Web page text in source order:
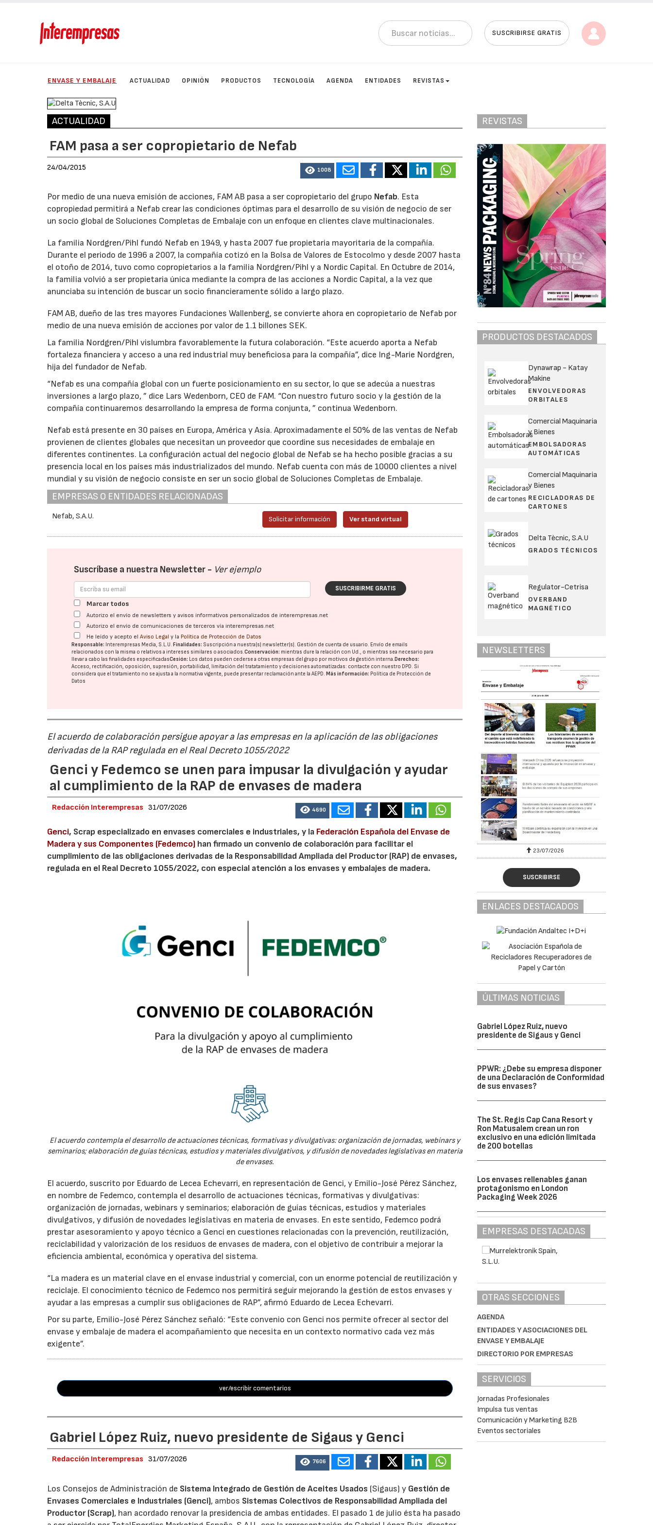
SUSCRIBIRSE GRATIS
ENVASE Y EMBALAJE ACTUALIDAD OPINIÓN PRODUCTOS TECNOLOGÍA AGENDA ENTIDADES REVISTAS
ACTUALIDAD
FAM pasa a ser copropietario de Nefab
24/04/2015 1008
Por medio de una nueva emisión de acciones, FAM AB pasa a ser copropietario del grupo Nefab. Esta
copropiedad permitirá a Nefab crear las condiciones óptimas para el desarrollo de su visión de negocio de ser
un socio global de Soluciones Completas de Embalaje con un enfoque en clientes clave multinacionales.
La familia Nordgren/Pihl fundó Nefab en 1949, y hasta 2007 fue propietaria mayoritaria de la compañía.
Durante el periodo de 1996 a 2007, la compañía cotizó en la Bolsa de Valores de Estocolmo y desde 2007 hasta
el otoño de 2014, tuvo como copropietarios a la familia Nordgren/Pihl y a Nordic Capital. En Octubre de 2014,
la familia volvió a ser propietaria única mediante la compra de las acciones a Nordic Capital, a la vez que
anunciaba su intención de buscar un socio financieramente sólido a largo plazo.
FAM AB, dueño de las tres mayores Fundaciones Wallenberg, se convierte ahora en copropietario de Nefab por
medio de una nueva emisión de acciones por valor de 1.1 billones SEK.
La familia Nordgren/Pihl vislumbra favorablemente la futura colaboración. “Este acuerdo aporta a Nefab
fortaleza financiera y acceso a una red industrial muy beneficiosa para la compañía”, dice Ing-Marie Nordgren,
hija del fundador de Nefab.
“Nefab es una compañía global con un fuerte posicionamiento en su sector, lo que se adecúa a nuestras
inversiones a largo plazo, ” dice Lars Wedenborn, CEO de FAM. “Con nuestro futuro socio y la gestión de la
compañía continuaremos desarrollando la empresa de forma conjunta, ” continua Wedenborn.
Nefab está presente en 30 países en Europa, América y Asia. Aproximadamente el 50% de las ventas de Nefab
provienen de clientes globales que necesitan un proveedor que coordine sus necesidades de embalaje en
diferentes continentes. La configuración actual del negocio global de Nefab se ha hecho posible gracias a su
presencia local en los países más industrializados del mundo. Nefab cuenta con más de 10000 clientes a nivel
mundial y su visión de negocio consiste en ser un socio global de Soluciones Completas de Embalaje.
EMPRESAS O ENTIDADES RELACIONADAS
Nefab, S.A.U. Solicitar información Ver stand virtual
Suscríbase a nuestra Newsletter - Ver ejemplo
SUSCRIBIRME GRATIS
Marcar todos
Autorizo el envío de newsletters y avisos informativos personalizados de interempresas.net
Autorizo el envío de comunicaciones de terceros vía interempresas.net
He leído y acepto elAviso Legal y la Política de Protección de Datos
Responsable: Interempresas Media, S.L.U.Finalidades: Suscripción a nuestra(s) newsletter(s). Gestión de cuenta de usuario. Envío de emails
relacionados con la misma o relativos a intereses similares o asociados.Conservación: mientras dure la relación con Ud., o mientras sea necesario para
llevar a cabo las finalidades especificadasCesión: Los datos pueden cederse a otras empresas del grupo por motivos de gestión interna.Derechos:
Acceso, rectificación, oposición, supresión, portabilidad, limitación del tratatamiento y decisiones automatizadas: contacte con nuestro DPD. Si
considera que el tratamiento no se ajusta a la normativa vigente, puede presentar reclamación ante laAEPD.Más información: Política de Protección de
Datos
El acuerdo de colaboración persigue apoyar a las empresas en la aplicación de las obligaciones
derivadas de la RAP regulada en el Real Decreto 1055/2022
Genci y Fedemco se unen para impusar la divulgación y ayudar
al cumplimiento de la RAP de envases de madera
Redacción Interempresas 31/07/2026 4690
Genci, Scrap especializado en envases comerciales e industriales, y la Federación Española del Envase de
Madera y sus Componentes (Fedemco) han firmado un convenio de colaboración para facilitar el
cumplimiento de las obligaciones derivadas de la Responsabilidad Ampliada del Productor (RAP) de envases,
regulada en el Real Decreto 1055/2022, con especial atención a los envases y embalajes de madera.
El acuerdo contempla el desarrollo de actuaciones técnicas, formativas y divulgativas: organización de jornadas, webinars y
seminarios; elaboración de guías técnicas, estudios y materiales divulgativos, y difusión de novedades legislativas en materia
de envases.
El acuerdo, suscrito por Eduardo de Lecea Echevarri, en representación de Genci, y Emilio-José Pérez Sánchez,
en nombre de Fedemco, contempla el desarrollo de actuaciones técnicas, formativas y divulgativas:
organización de jornadas, webinars y seminarios; elaboración de guías técnicas, estudios y materiales
divulgativos, y difusión de novedades legislativas en materia de envases. En este sentido, Fedemco podrá
prestar asesoramiento y apoyo técnico a Genci en cuestiones relacionadas con la prevención, reutilización,
reciclabilidad y valorización de los residuos de envases de madera, con el objetivo de contribuir a mejorar la
eficiencia ambiental, económica y operativa del sistema.
“La madera es un material clave en el envase industrial y comercial, con un enorme potencial de reutilización y
reciclaje. El conocimiento técnico de Fedemco nos permitirá seguir mejorando la gestión de estos envases y
ayudar a las empresas a cumplir sus obligaciones de RAP”, afirmó Eduardo de Lecea Echevarri.
Por su parte, Emilio-José Pérez Sánchez señaló: “Este convenio con Genci nos permite ofrecer al sector del
envase y embalaje de madera el acompañamiento que necesita en un contexto normativo cada vez más
exigente”.
ver/escribir comentarios
Gabriel López Ruiz, nuevo presidente de Sigaus y Genci
Redacción Interempresas 31/07/2026 7606
Los Consejos de Administración de Sistema Integrado de Gestión de Aceites Usados (Sigaus) y Gestión de
Envases Comerciales e Industriales (Genci), ambos Sistemas Colectivos de Responsabilidad Ampliada del
Productor (Scrap), han acordado renovar la presidencia de ambas entidades. El pasado 1 de julio ésta ha pasado
REVISTAS
PRODUCTOS DESTACADOS
Dynawrap - Katay
Makine
ENVOLVEDORAS
ORBITALES
Comercial Maquinaria
y Bienes
EMBOLSADORAS
AUTOMÁTICAS
Comercial Maquinaria
y Bienes
RECICLADORAS DE
CARTONES
Delta Tècnic, S.A.U
GRADOS TÉCNICOS
Regulator-Cetrisa
OVERBAND
MAGNÉTICO
NEWSLETTERS
23/07/2026
SUSCRIBIRSE
ENLACES DESTACADOS
ÚLTIMAS NOTICIAS
Gabriel López Ruiz, nuevo
presidente de Sigaus y Genci
PPWR: ¿Debe su empresa disponer
de una Declaración de Conformidad
de sus envases?
The St. Regis Cap Cana Resort y
Ron Matusalem crean un ron
exclusivo en una edición limitada
de 200 botellas
Los envases rellenables ganan
protagonismo en London
Packaging Week 2026
EMPRESAS DESTACADAS
OTRAS SECCIONES
AGENDA
ENTIDADES Y ASOCIACIONES DEL
ENVASE Y EMBALAJE
DIRECTORIO POR EMPRESAS
SERVICIOS
Jornadas Profesionales
Impulsa tus ventas
Comunicación y Marketing B2B
Eventos sectoriales